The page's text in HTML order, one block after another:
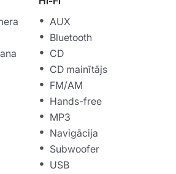
AUX
Bluetooth
CD
CD mainītājs
FM/AM
Hands-free
MP3
Navigācija
Subwoofer
USB